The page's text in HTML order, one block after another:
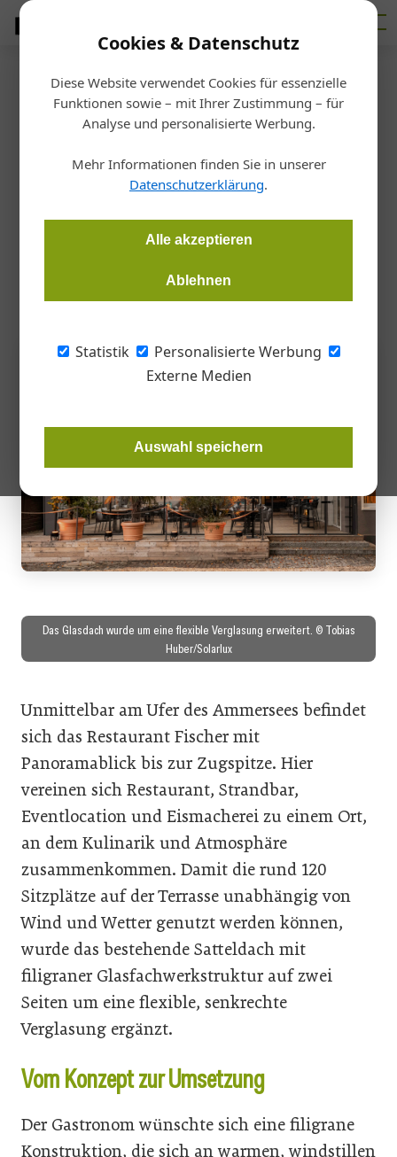
Cookies & Datenschutz
Diese Website verwendet Cookies für essenzielle
Funktionen sowie – mit Ihrer Zustimmung – für
Analyse und personalisierte Werbung.
Mehr Informationen finden Sie in unserer
Datenschutzerklärung.
Alle akzeptieren
Ablehnen
Statistik
Personalisierte Werbung
Externe Medien
Auswahl speichern
Startseite/Metalltechnik
Mehr Raum für Genuss
Gernot Paul Wagner 18.06.2026, 17:59 Uhr
Ein Gastrobetrieb hat unter dem bestehenden Glasdach eine
ermöglicht eine wetterunabhängige Nutzung.
Das Glasdach wurde um eine flexible Verglasung erweitert. © Tobias
Huber/Solarlux
Unmittelbar am Ufer des Ammersees befindet
sich das Restaurant Fischer mit
Panoramablick bis zur Zugspitze. Hier
vereinen sich Restaurant, Strandbar,
Eventlocation und Eismacherei zu einem Ort,
an dem Kulinarik und Atmosphäre
zusammenkommen. Damit die rund 120
Sitzplätze auf der Terrasse unabhängig von
Wind und Wetter genutzt werden können,
wurde das bestehende Satteldach mit
filigraner Glasfachwerkstruktur auf zwei
Seiten um eine flexible, senkrechte
Verglasung ergänzt.
Vom Konzept zur Umsetzung
Der Gastronom wünschte sich eine filigrane
Konstruktion, die sich an warmen, windstillen